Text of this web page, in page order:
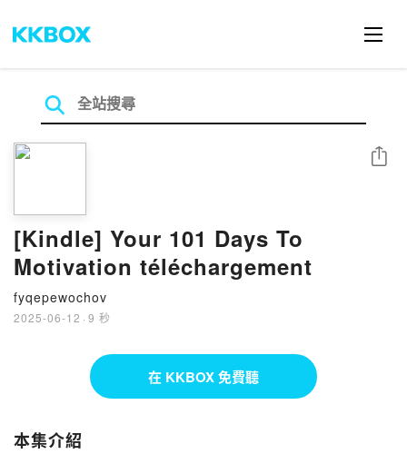
[Kindle] Your 101 Days To
Motivation téléchargement
fyqepewochov
2025-06-12 · 9 秒
分享
在 KKBOX 免費聽
本集介紹